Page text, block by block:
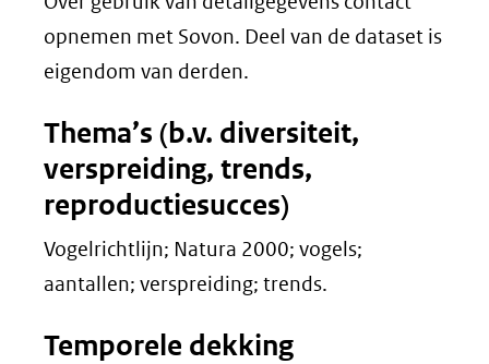
opnemen met Sovon. Deel van de dataset is
eigendom van derden.
Thema’s (b.v. diversiteit,
verspreiding, trends,
reproductiesucces)
Vogelrichtlijn; Natura 2000; vogels;
aantallen; verspreiding; trends.
Temporele dekking